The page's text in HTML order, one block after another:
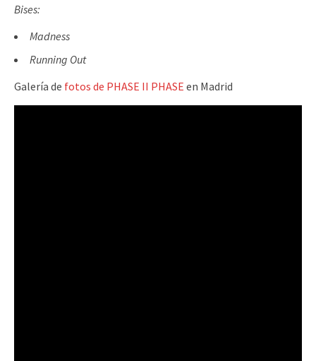
Bises:
Madness
Running Out
Galería de fotos de PHASE II PHASE en Madrid